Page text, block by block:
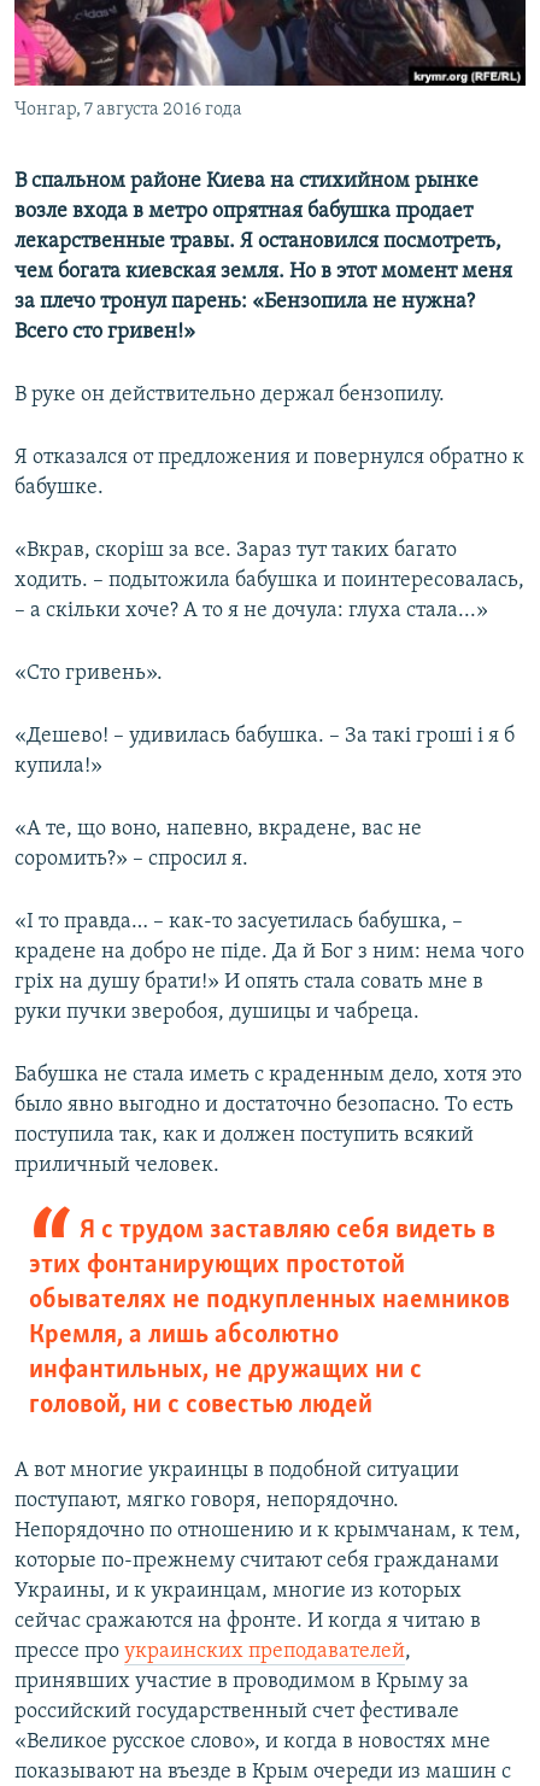
ПОБЕДИТЕЛЕЙ НЕ СУДЯТ?
КРЫМ.НЕПОКОРЕННЫЙ
ELIFBE
ПРИСОЕДИНЯЙТЕСЬ!
Все сайты RFE/RL
Чонгар, 7 августа 2016 года
В спальном районе Киева на стихийном рынке
возле входа в метро опрятная бабушка продает
лекарственные травы. Я остановился посмотреть,
чем богата киевская земля. Но в этот момент меня
за плечо тронул парень: «Бензопила не нужна?
Всего сто гривен!»
В руке он действительно держал бензопилу.
Я отказался от предложения и повернулся обратно к
бабушке.
«Вкрав, скоріш за все. Зараз тут таких багато
ходить. – подытожила бабушка и поинтересовалась,
– а скільки хоче? А то я не дочула: глуха стала...»
«Сто гривень».
«Дешево! – удивилась бабушка. – За такі гроші і я б
купила!»
«А те, що воно, напевно, вкрадене, вас не
соромить?» – спросил я.
«І то правда… – как-то засуетилась бабушка, –
крадене на добро не піде. Да й Бог з ним: нема чого
гріх на душу брати!» И опять стала совать мне в
руки пучки зверобоя, душицы и чабреца.
Бабушка не стала иметь с краденным дело, хотя это
было явно выгодно и достаточно безопасно. То есть
поступила так, как и должен поступить всякий
приличный человек.
Я с трудом заставляю себя видеть в
этих фонтанирующих простотой
обывателях не подкупленных наемников
Кремля, а лишь абсолютно
инфантильных, не дружащих ни с
головой, ни с совестью людей
А вот многие украинцы в подобной ситуации
поступают, мягко говоря, непорядочно.
Непорядочно по отношению и к крымчанам, к тем,
которые по-прежнему считают себя гражданами
Украины, и к украинцам, многие из которых
сейчас сражаются на фронте. И когда я читаю в
прессе про украинских преподавателей,
принявших участие в проводимом в Крыму за
российский государственный счет фестивале
«Великое русское слово», и когда в новостях мне
показывают на въезде в Крым очереди из машин с